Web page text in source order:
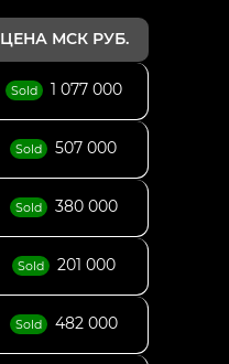
ЦЕНА МСК РУБ.
Sold 1 077 000
Sold 507 000
Sold 380 000
Sold 201 000
Sold 482 000